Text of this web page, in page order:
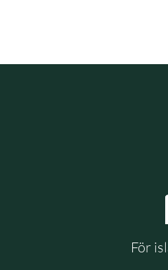
För